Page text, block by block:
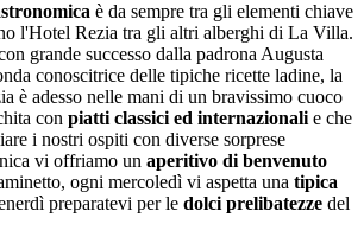
è da sempre tra gli elementi chiave
l'Hotel Rezia tra gli altri alberghi di La Villa.
grande successo dalla padrona Augusta
conoscitrice delle tipiche ricette ladine, la
è adesso nelle mani di un bravissimo cuoco
con piatti classici ed internazionalie che
i nostri ospiti con diverse sorprese
vi offriamo un aperitivo di benvenuto
ogni mercoledì vi aspetta una tipica
preparatevi per le dolci prelibatezze del